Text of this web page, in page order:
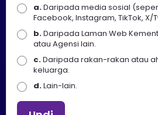
Penafian : Kerajaan Malaysia dan
Pelancongan Seni dan Budaya
bertanggungjawab atas
disebabkan oleh penggunaan
yang diperolehi dari portal ini.
a.Daripada media sosial
Facebook, Instagram, TikTok, X/
b.Daripada Laman Web
atau Agensi lain.
c.Daripada rakan-rakan atau
keluarga.
d.Lain-lain.
Apa Khabar! Selamat datang ke Portal
Pelancongan, Seni dan Budaya